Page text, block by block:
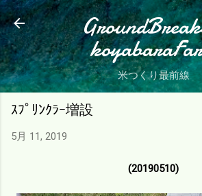
スキップしてメイン コンテ
米つくり最前線
ｽﾌﾟﾘﾝｸﾗｰ増設
5月 11, 2019
(20190510)